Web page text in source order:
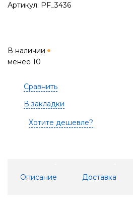
Артикул: PF_3436
В наличии
менее 10
Сравнить
В закладки
Хотите дешевле?
Описание Доставка